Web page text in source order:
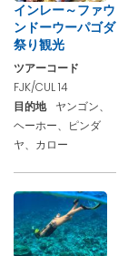
インレー～ファウ
ンドーウーパゴダ
祭り観光
ツアーコード
FJK/CUL 14
目的地
ヤンゴン、
ヘーホー、ピンダ
ヤ、カロー